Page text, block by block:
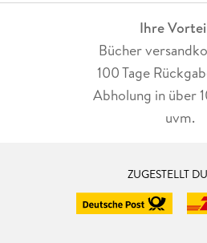
Ihre
Bücher
100 Tage
Abholung in über
uvm.
ZUGESTELLT